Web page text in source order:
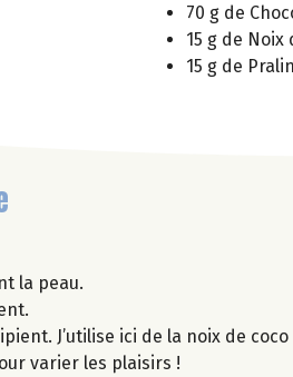
70 g de
15 g de
15 g de Pralin
la peau.
J’utilise ici de la noix de
varier les plaisirs !